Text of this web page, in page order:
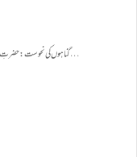
گناہوں کی نحوست: حضرتِ سیِّدُنا منصور بن عما ر علیہ رحمۃاللہ الغفار ارشاد فرماتے ہیں:” میراایک دینی بھا ئی تھاجوکہ…